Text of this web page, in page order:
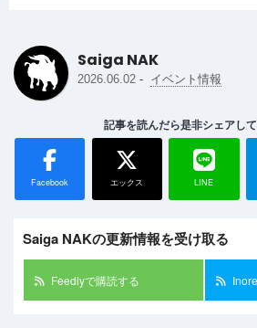
Saiga NAK
2026.06.02 - イベント情報
記事を読んだら是非シェアし
Facebook エックス LINE
Saiga NAKの更新情報を受け取る
Feedlyで購読する